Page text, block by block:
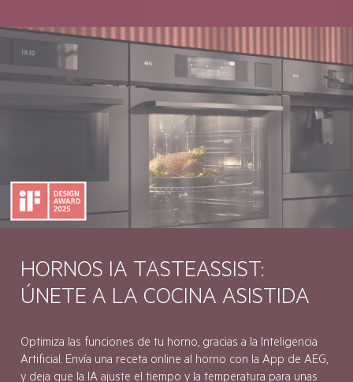
HORNOS IA TASTEASSIST:
Optimiza las funciones de tu horno, gracias a la Inteligencia